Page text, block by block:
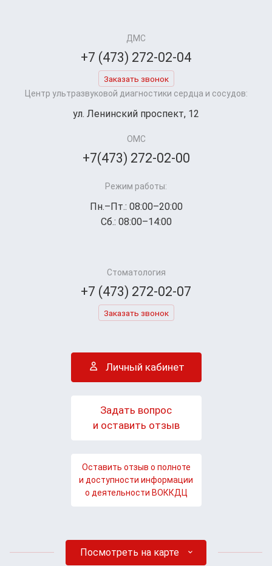
ДМС
+7 (473) 272-02-04
Заказать звонок
Центр ультразвуковой диагностики сердца и сосудов:
ул. Ленинский проспект, 12
ОМС
+7(473) 272-02-00
Режим работы:
Пн.–Пт.: 08:00–20:00
Сб.: 08:00–14:00
Стоматология
+7 (473) 272-02-07
Заказать звонок
Личный кабинет
Задать вопрос
и оставить отзыв
Оставить отзыв о полноте
и доступности информации
о деятельности ВОККДЦ
Посмотреть на карте